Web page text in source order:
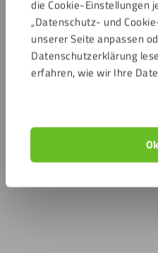
die Cookie-Einstellungen
„Datenschutz- und
unserer Seite anpassen
Datenschutzerklärung
erfahren, wie wir Ihre